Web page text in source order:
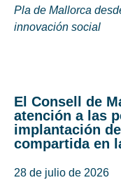
Pla de Mallorca
innovación social
El Consell de
atención a las
implantación
compartida en
28 de julio de 2026